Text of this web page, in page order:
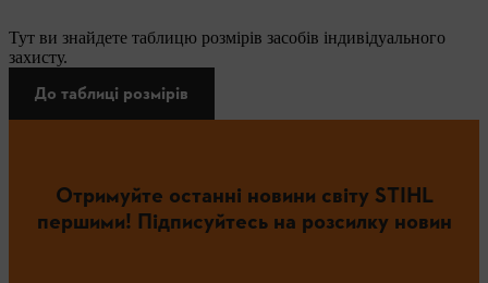
Тут ви знайдете таблицю розмірів засобів індивідуального
захисту.
До таблиці розмірів
Отримуйте останні новини світу STIHL
першими! Підписуйтесь на розсилку новин